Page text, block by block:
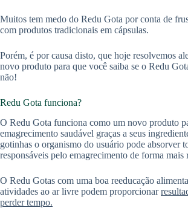
Muitos tem medo do Redu Gota por conta de
com produtos tradicionais em cápsulas.
Porém, é por causa disto, que hoje resolvemos
novo produto para que você saiba se o Redu
não!
Redu Gota funciona?
O Redu Gota funciona como um novo produto
emagrecimento saudável graças a seus
gotinhas o organismo do usuário pode absorver
responsáveis pelo emagrecimento de forma mais
O Redu Gotas com uma boa reeducação
atividades ao ar livre podem proporcionar
perder tempo.